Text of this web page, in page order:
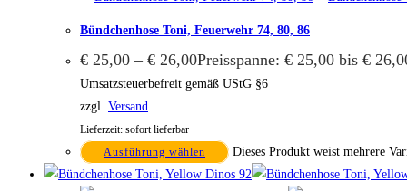
Bündchenhose Toni, Feuerwehr 74, 80, 86
€ 25,00 – € 26,00Preisspanne: € 25,00 bis €
Umsatzsteuerbefreit gemäß UStG §6
zzgl. Versand
Lieferzeit: sofort lieferbar
Ausführung wählen Dieses Produkt weist mehrere